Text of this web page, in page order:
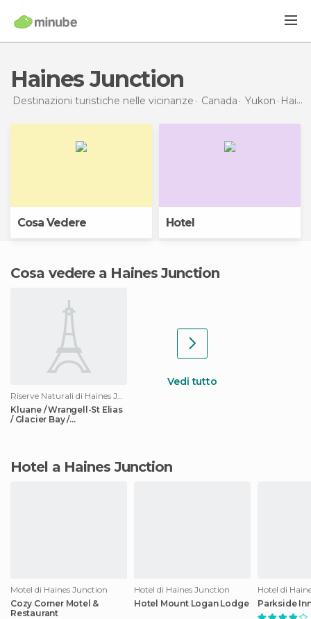
Haines Junction
Destinazioni turistiche nelle vicinanze Canada Yukon Haines Junction
Cosa Vedere Hotel
Cosa vedere a Haines Junction
Riserve Naturali di Haines Junction
Kluane / Wrangell-St Elias
/ Glacier Bay /
Vedi tutto
Hotel a Haines Junction
Motel di Haines Junction
Cozy Corner Motel &
Restaurant
Hotel di Haines Junction
Hotel Mount Logan Lodge
Hotel di
Parkside